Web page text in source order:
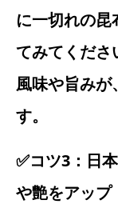
に一切れの
てみてくださ
風味や旨みが
す。
✅コツ3：日
や艶をアップ